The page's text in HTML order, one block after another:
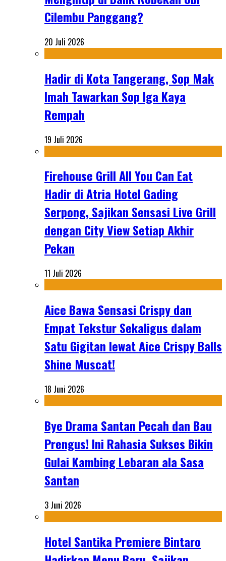
Cilembu Panggang?
20 Juli 2026
Hadir di Kota Tangerang, Sop Mak
Imah Tawarkan Sop Iga Kaya
Rempah
19 Juli 2026
Firehouse Grill All You Can Eat
Hadir di Atria Hotel Gading
Serpong, Sajikan Sensasi Live Grill
dengan City View Setiap Akhir
Pekan
11 Juli 2026
Aice Bawa Sensasi Crispy dan
Empat Tekstur Sekaligus dalam
Satu Gigitan lewat Aice Crispy Balls
Shine Muscat!
18 Juni 2026
Bye Drama Santan Pecah dan Bau
Prengus! Ini Rahasia Sukses Bikin
Gulai Kambing Lebaran ala Sasa
Santan
3 Juni 2026
Hotel Santika Premiere Bintaro